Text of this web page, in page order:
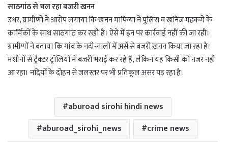
साठगांठ से चल रहा बजरी खनन
उधर, ग्रामीणों ने आरोप लगाया कि खनन माफिया ने पुलिस व खनिज महकमे के
कार्मिकों के साथ साठगांठ कर रखी है। ऐसे में इन पर कार्रवाई नहीं की जा रही।
ग्रामीणों ने बताया कि गांव के नदी-नालों में अर्से से बजरी खनन किया जा रहा है।
मशीनों से ट्रैक्टर ट्रॉलियों में बजरी भराई कर रहे हैं, लेकिन यह किसी को नजर नहीं
आ रहा। नदियों के दोहन से जलस्तर पर भी प्रतिकूल असर पड़ रहा है।
aburoad sirohi hindi news
aburoad_sirohi_news
crime news